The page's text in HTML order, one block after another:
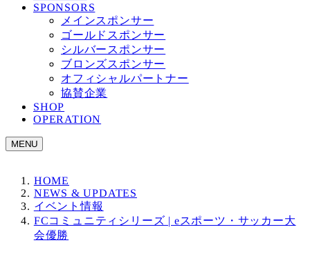
SPONSORS
メインスポンサー
ゴールドスポンサー
シルバースポンサー
ブロンズスポンサー
オフィシャルパートナー
協賛企業
SHOP
OPERATION
MENU
HOME
NEWS & UPDATES
イベント情報
FCコミュニティシリーズ | eスポーツ・サッカー大
会優勝